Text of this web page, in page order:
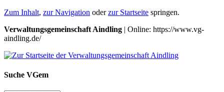
Zum Inhalt, zur Navigation oderzur Startseite springen.
Verwaltungsgemeinschaft Aindling | Online: https://www.vg-
aindling.de/
Suche VGem